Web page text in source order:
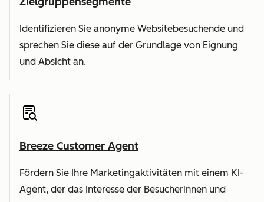
Identifizieren Sie anonyme Websitebesuchende und
sprechen Sie diese auf der Grundlage von Eignung
und Absicht an.
Breeze Customer Agent
Fördern Sie Ihre Marketingaktivitäten mit einem KI-
Agent, der das Interesse der Besucherinnen und